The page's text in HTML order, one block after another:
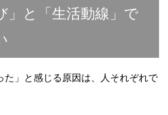
」と「生活動線」で
た」と感じる原因は、人それぞれで